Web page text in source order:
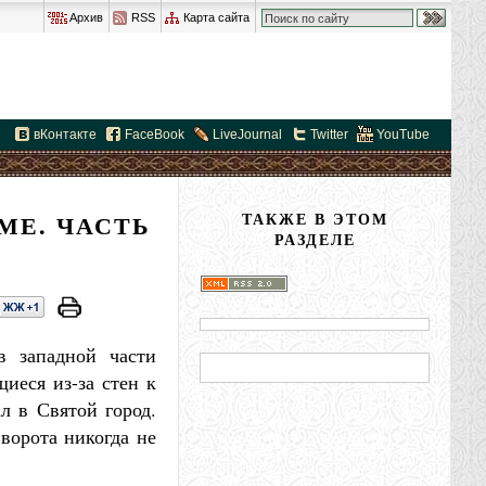
Архив RSS Карта сайта
вКонтакте FaceBook LiveJournal Twitter YouTube
ЧАСТЬ
части
из-за стен к
в Святой город.
никогда не
ТАКЖЕ В ЭТОМ
РАЗДЕЛЕ